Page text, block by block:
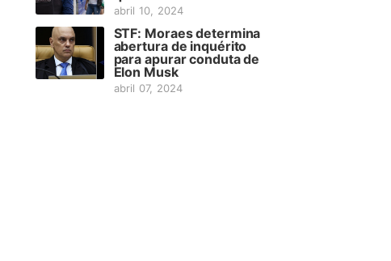
abril 10, 2024
STF: Moraes determina
abertura de inquérito
para apurar conduta de
Elon Musk
abril 07, 2024